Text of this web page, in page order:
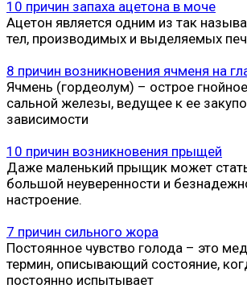
10 причин запаха ацетона в моче
Ацетон является одним из так
тел, производимых и выделяемых
8 причин возникновения ячменя на
Ячмень (гордеолум) – острое
сальной железы, ведущее к ее
зависимости
10 причин возникновения прыщей
Даже маленький прыщик может
большой неуверенности и
настроение.
7 причин сильного жора
Постоянное чувство голода – это
термин, описывающий состояние,
постоянно испытывает